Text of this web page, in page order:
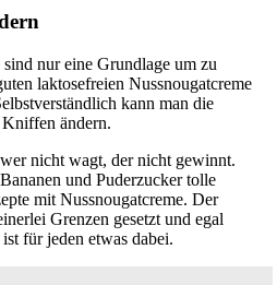
nur eine Grundlage um zu
laktosefreien Nussnougatcreme
kann man die
ändern.
nicht wagt, der nicht gewinnt.
und Puderzucker tolle
mit Nussnougatcreme. Der
Grenzen gesetzt und egal
für jeden etwas dabei.